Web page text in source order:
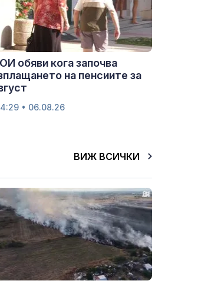
обяви кога започва
на пенсиите за
• 06.08.26
ВИЖ ВСИЧКИ